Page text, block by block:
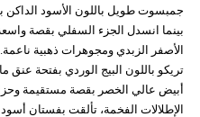
جمبسوت طويل باللون الأسود
بينما انسدل الجزء السفلي بقصة
الأصفر الزبدي ومجوهرات ذهبية
تريكو باللون البيج الوردي بفتحة
أبيض عالي الخصر بقصة مستقيمة
الإطلالات الفخمة، تألقت بفستان